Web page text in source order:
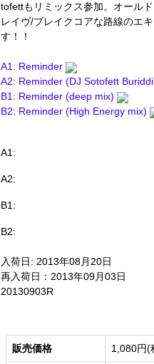
tofettもリミックス参加。オール
レイヴ/ブレイクコアな路線のエ
す！！
A1: Reminder
A2: Reminder (DJ Sotofett
B1: Reminder (deep mix)
B2: Reminder (High Energy mix)
A1:
A2:
B1:
B2:
入荷日: 2013年08月20日
再入荷日：2013年09月03日
20130903R
販売価格 1,080円(